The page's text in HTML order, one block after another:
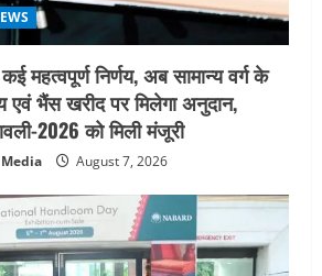
महत्वपूर्ण निर्णय, अब सामान्य वर्ग के
एवं भैंस खरीद पर मिलेगा अनुदान,
2026 को मिली मंजूरी
August 7, 2026